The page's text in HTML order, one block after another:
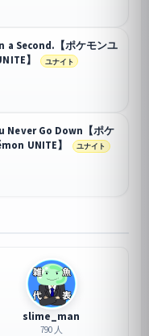
a Second.【ポケモンユ
】
ユナイト
Never Go Down【ポケ
UNITE】
ユナイト
slime_man
790 人